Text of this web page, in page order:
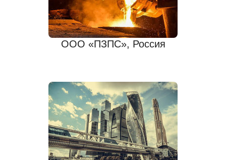
ООО «ПЗПС», Россия